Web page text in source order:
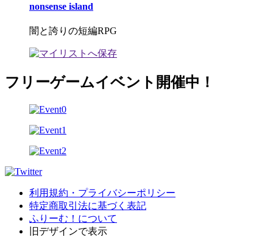
nonsense island
闇と誇りの短編RPG
フリーゲームイベント開催中！
利用規約・プライバシーポリシー
特定商取引法に基づく表記
ふりーむ！について
旧デザインで表示